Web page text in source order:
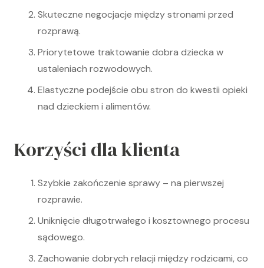
Skuteczne negocjacje między stronami przed
rozprawą.
Priorytetowe traktowanie dobra dziecka w
ustaleniach rozwodowych.
Elastyczne podejście obu stron do kwestii opieki
nad dzieckiem i alimentów.
Korzyści dla klienta
Szybkie zakończenie sprawy – na pierwszej
rozprawie.
Uniknięcie długotrwałego i kosztownego procesu
sądowego.
Zachowanie dobrych relacji między rodzicami, co